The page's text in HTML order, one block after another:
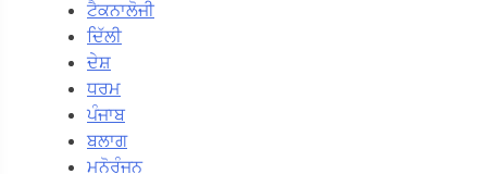
ਟੈਕਨਾਲੋਜੀ
ਦਿੱਲੀ
ਦੇਸ਼
ਧਰਮ
ਪੰਜਾਬ
ਬਲਾਗ
ਮਨੋਰੰਜਨ